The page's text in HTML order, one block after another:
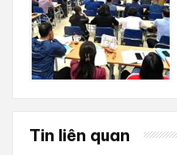
Tin liên quan